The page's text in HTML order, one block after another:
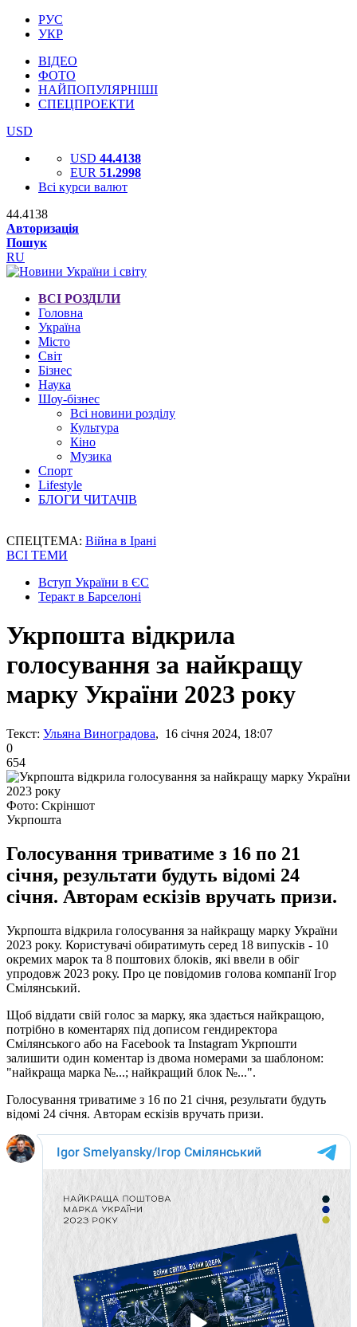
РУС
УКР
ВІДЕО
ФОТО
НАЙПОПУЛЯРНІШІ
СПЕЦПРОЕКТИ
USD
USD 44.4138
EUR 51.2998
Всі курси валют
44.4138
Авторизація
Пошук
RU
ВСІ РОЗДІЛИ
Головна
Україна
Місто
Світ
Бізнес
Наука
Шоу-бізнес
Всі новини розділу
Культура
Кіно
Музика
Спорт
Lifestyle
БЛОГИ ЧИТАЧІВ
СПЕЦТЕМА: Війна в Ірані
ВСІ ТЕМИ
Вступ України в ЄС
Теракт в Барселоні
Укрпошта відкрила
голосування за найкращу
марку України 2023 року
Текст: Ульяна Виноградова, 16 січня 2024, 18:07
0
654
Фото: Скріншот
Укрпошта
Голосування триватиме з 16 по 21
січня, результати будуть відомі 24
січня. Авторам ескізів вручать призи.
Укрпошта відкрила голосування за найкращу марку України
2023 року. Користувачі обиратимуть серед 18 випусків - 10
окремих марок та 8 поштових блоків, які ввели в обіг
упродовж 2023 року. Про це повідомив голова компанії Ігор
Смілянський.
Щоб віддати свій голос за марку, яка здається найкращою,
потрібно в коментарях під дописом гендиректора
Смілянського або на Facebook та Instagram Укрпошти
залишити один коментар із двома номерами за шаблоном:
"найкраща марка №...; найкращий блок №...".
Голосування триватиме з 16 по 21 січня, результати будуть
відомі 24 січня. Авторам ескізів вручать призи.